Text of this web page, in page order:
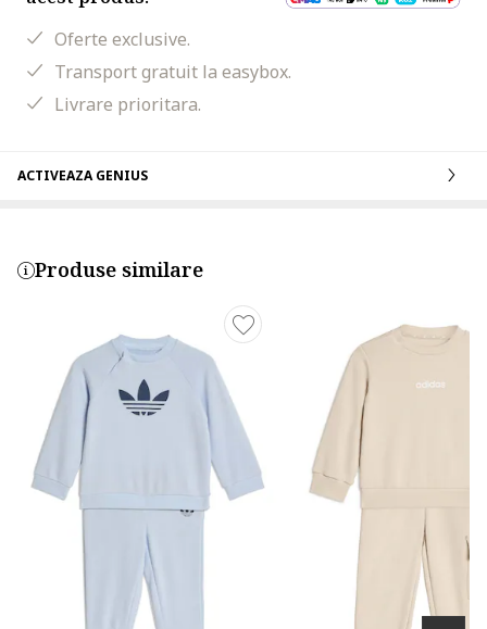
Oferte exclusive.
Transport gratuit la easybox.
Livrare prioritara.
ACTIVEAZA GENIUS
Produse similare